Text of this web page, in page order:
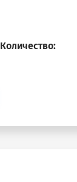
Количество: